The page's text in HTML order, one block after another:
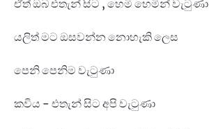
ඒත් ඔබ එතැන් සිට , හෙමි හෙමින් වැටුණා
යලිත් මට ඔසවන්න නොහැකි ලෙස
පෙනි පෙනිම වැටුණා
කවිය - එතැන් සිට අපි වැටුණා